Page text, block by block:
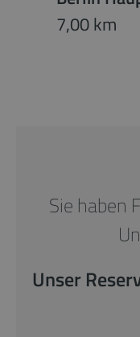
7,00 km
Sie haben
Unser